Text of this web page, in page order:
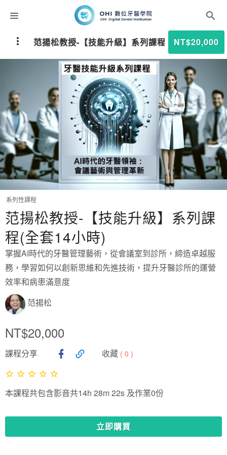
課程分類
師資團隊
聯絡我們
折扣碼
系列性課程
范揚松教授-【技能升級】系列課
程(全套14小時)
掌握AI時代的牙醫管理藝術，從會議室到診所，締造卓越服
務，學習如何以創新思維和先進技術，提升牙醫診所的運營
效率和病患滿意度
范揚松
NT$20,000
課程分享 收藏 ( 0 )
本課程共包含影音共14h 28m 22s 及作業0份
立即購買
范揚松教授-【技能升級】系列課程(全套14小時)
NT$20,000